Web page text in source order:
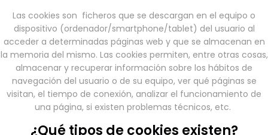
Las cookies son ficheros que se descargan en el equipo o
dispositivo (ordenador/smartphone/tablet) del usuario al
acceder a determinadas páginas web y que se almacenan en
la memoria del mismo. Las cookies permiten, entre otras cosas,
almacenar y recuperar información sobre los hábitos de
navegación del usuario o de su equipo, ver qué páginas se
visitan, el tiempo de conexión, analizar el funcionamiento de
una página, si existen problemas técnicos, etc.
¿Qué tipos de cookies existen?